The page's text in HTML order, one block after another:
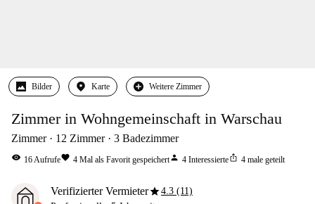
Bilder Karte Weitere Zimmer
Zimmer in Wohngemeinschaft in Warschau
Zimmer 12 Zimmer 3 Badezimmer
visibility 16Aufrufefavorite 4 Mal als Favorit gespeichertperson 4 Interessierteios_share 4 male geteilt
Verifizierter Vermieterstar4.3 (11)